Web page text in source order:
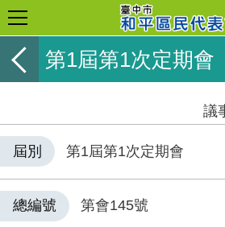
第1屆第1次定期會
議
屆別 第1屆第1次定期會
總編號 第會145號